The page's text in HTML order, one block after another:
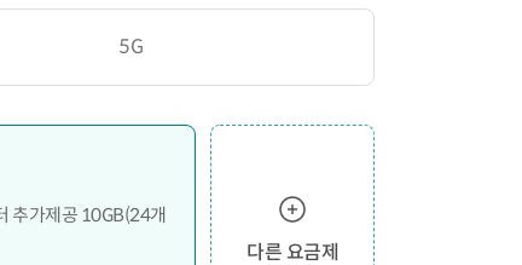
5G
추가제공 10GB(24개
다른 요금제